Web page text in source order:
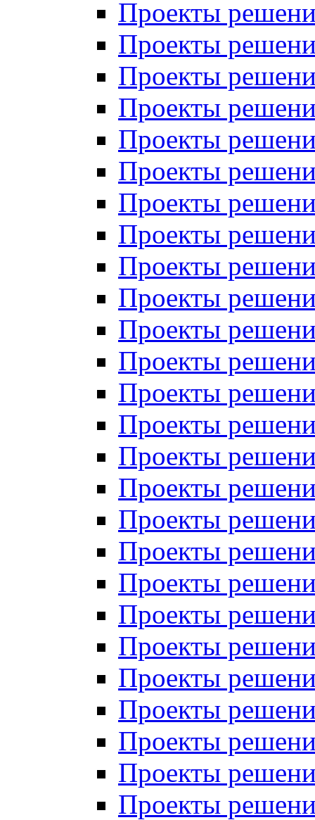
Проекты
Проекты
Проекты
Проекты
Проекты
Проекты
Проекты
Проекты
Проекты
Проекты
Проекты
Проекты
Проекты
Проекты
Проекты
Проекты
Проекты
Проекты
Проекты
Проекты
Проекты
Проекты
Проекты
Проекты
Проекты
Проекты